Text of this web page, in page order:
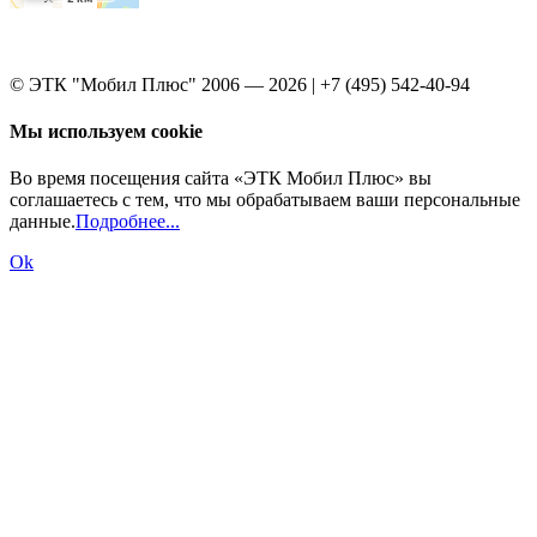
© ЭТК "Мобил Плюс" 2006 — 2026 | +7 (495) 542-40-94
Мы используем cookie
Во время посещения сайта «ЭТК Мобил Плюс» вы
соглашаетесь с тем, что мы обрабатываем ваши персональные
данные.Подробнее...
Ok